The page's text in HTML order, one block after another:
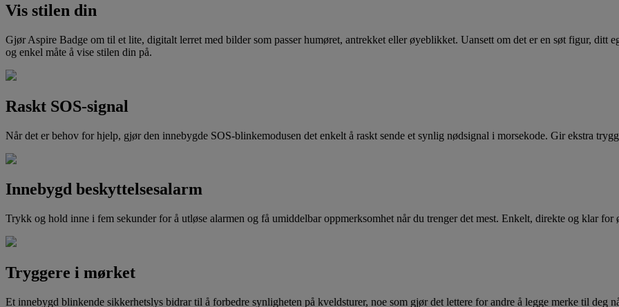
Vis stilen din
Gjør Aspire Badge om til et lite, digitalt lerret med bilder som passer humøret, antrekket eller øyeblikket. Uansett om det er en søt figur,
og enkel måte å vise stilen din på.
Raskt SOS-signal
Når det er behov for hjelp, gjør den innebygde SOS-blinkemodusen det enkelt å raskt sende et synlig nødsignal i morsekode. Gir ekstra
Innebygd beskyttelsesalarm
Trykk og hold inne i fem sekunder for å utløse alarmen og få umiddelbar oppmerksomhet når du trenger det mest. Enkelt, direkte og klar
Tryggere i mørket
Et innebygd blinkende sikkerhetslys bidrar til å forbedre synligheten på kveldsturer, noe som gjør det lettere for andre å legge merke til deg